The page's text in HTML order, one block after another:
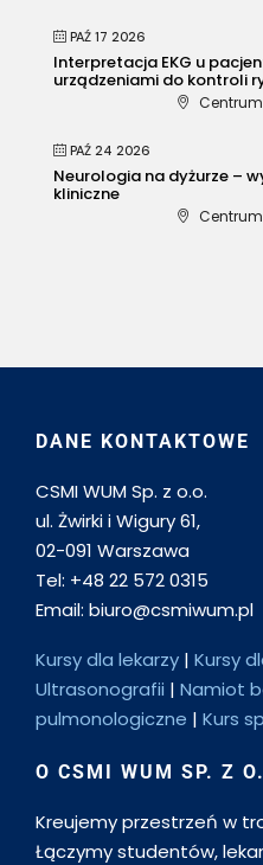
PAŹ 17 2026
Interpretacja EKG u
urządzeniami do kontroli
PAŹ 24 2026
Neurologia na dyżurze –
kliniczne
DANE KONTAKTOWE
CSMI WUM Sp. z o.o.
ul. Żwirki i Wigury 61,
02-091 Warszawa
Tel: +48 22 572 0315
Email: biuro@csmiwum.pl
Kursy dla lekarzy | Kursy
Ultrasonografii | Namiot
pulmonologiczne | Kurs
O CSMI WUM SP. Z
Kreujemy przestrzeń w
Łączymy studentów,